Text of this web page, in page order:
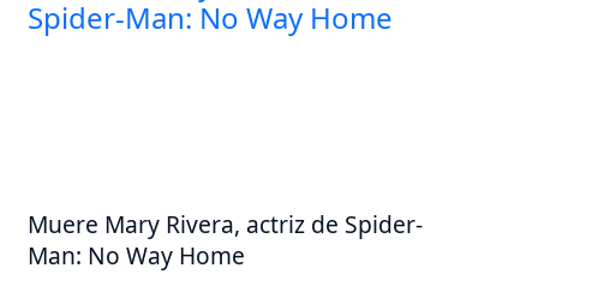
Muere Mary Rivera, actriz de Spider-
Man: No Way Home